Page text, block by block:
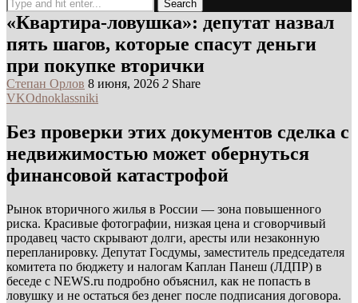
Search
«Квартира-ловушка»: депутат назвал
пять шагов, которые спасут деньги
при покупке вторички
Степан Орлов 8 июня, 2026 2 Share
VKOdnoklassniki
Без проверки этих документов сделка с
недвижимостью может обернуться
финансовой катастрофой
Рынок вторичного жилья в России — зона повышенного
риска. Красивые фотографии, низкая цена и сговорчивый
продавец часто скрывают долги, аресты или незаконную
перепланировку. Депутат Госдумы, заместитель председателя
комитета по бюджету и налогам Каплан Панеш (ЛДПР) в
беседе с NEWS.ru подробно объяснил, как не попасть в
ловушку и не остаться без денег после подписания договора.